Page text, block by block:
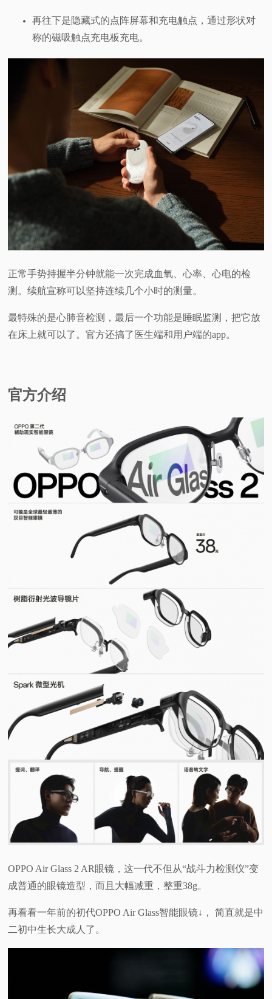
再往下是隐藏式的点阵屏幕和充电触点，通过形状对
称的磁吸触点充电板充电。
正常手势持握半分钟就能一次完成血氧、心率、心电的检
测。续航宣称可以坚持连续几个小时的测量。
最特殊的是心肺音检测，最后一个功能是睡眠监测，把它放
在床上就可以了。官方还搞了医生端和用户端的app。
官方介绍
OPPO Air Glass 2 AR眼镜，这一代不但从“战斗力检测仪”变
成普通的眼镜造型，而且大幅减重，整重38g。
再看看一年前的初代OPPO Air Glass智能眼镜↓， 简直就是中
二初中生长大成人了。